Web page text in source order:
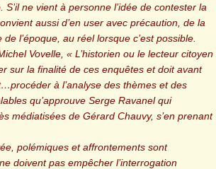
ne vient à personne l’idée de contester la
aussi d’en user avec précaution, de la
l’époque, au réel lorsque c’est possible.
Vovelle, « L’historien ou le lecteur citoyen
sur la finalité de ces enquêtes et doit avant
à l’analyse des thèmes et des
qu’approuve Serge Ravanel qui
médiatisées de Gérard Chauvy, s’en prenant
polémiques et affrontements sont
doivent pas empêcher l’interrogation